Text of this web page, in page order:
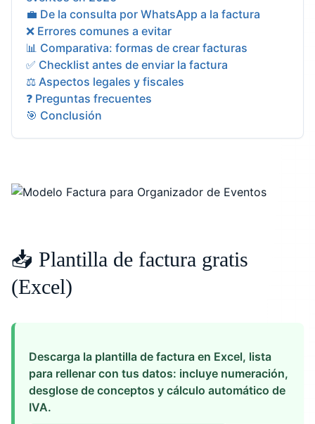
💼 De la consulta por WhatsApp a la factura
❌ Errores comunes a evitar
📊 Comparativa: formas de crear facturas
✅ Checklist antes de enviar la factura
⚖️ Aspectos legales y fiscales
❓ Preguntas frecuentes
🎯 Conclusión
📥 Plantilla de factura gratis
(Excel)
Descarga la plantilla de factura en Excel, lista
para rellenar con tus datos: incluye numeración,
desglose de conceptos y cálculo automático de
IVA.